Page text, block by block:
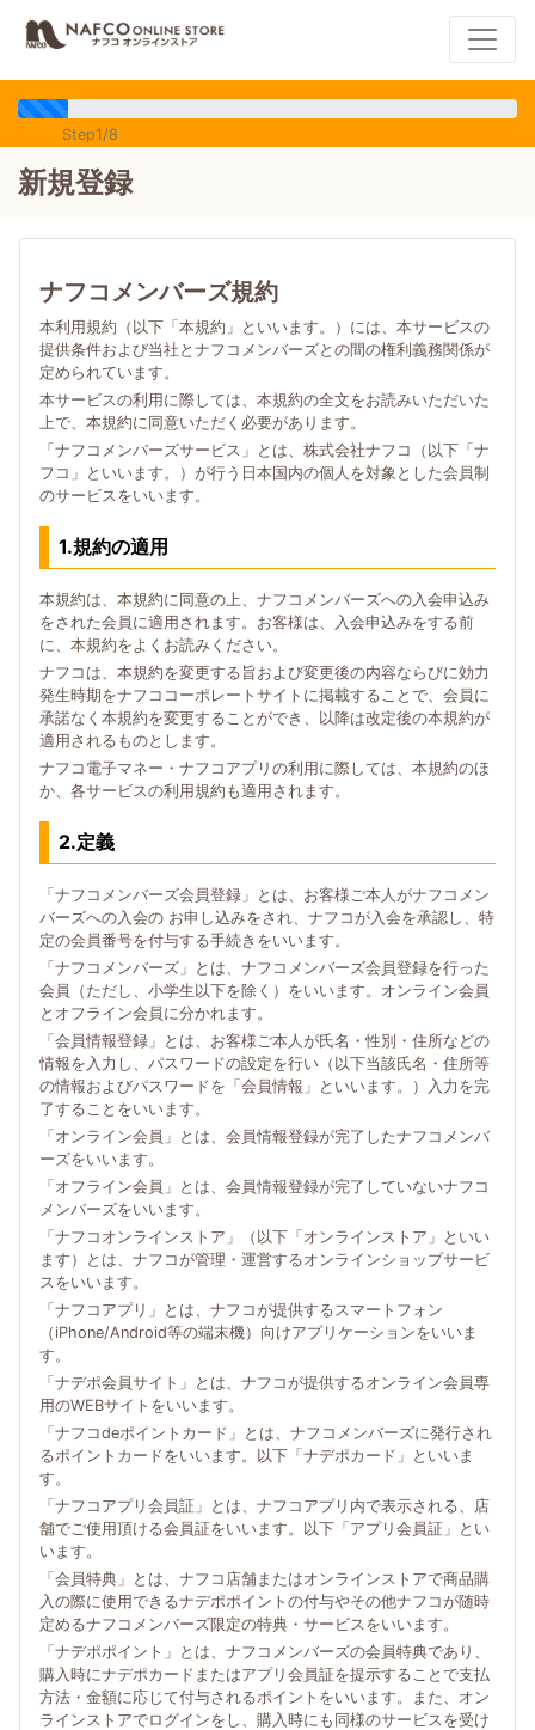
Step1/8
新規登録
ナフコメンバーズ規約
本利用規約（以下「本規約」といいます。）には、本サービスの
提供条件および当社とナフコメンバーズとの間の権利義務関係が
定められています。
本サービスの利用に際しては、本規約の全文をお読みいただいた
上で、本規約に同意いただく必要があります。
「ナフコメンバーズサービス」とは、株式会社ナフコ（以下「ナ
フコ」といいます。）が行う日本国内の個人を対象とした会員制
のサービスをいいます。
1.規約の適用
本規約は、本規約に同意の上、ナフコメンバーズへの入会申込み
をされた会員に適用されます。お客様は、入会申込みをする前
に、本規約をよくお読みください。
ナフコは、本規約を変更する旨および変更後の内容ならびに効力
発生時期をナフココーポレートサイトに掲載することで、会員に
承諾なく本規約を変更することができ、以降は改定後の本規約が
適用されるものとします。
ナフコ電子マネー・ナフコアプリの利用に際しては、本規約のほ
か、各サービスの利用規約も適用されます。
2.定義
「ナフコメンバーズ会員登録」とは、お客様ご本人がナフコメン
バーズへの入会の お申し込みをされ、ナフコが入会を承認し、特
定の会員番号を付与する手続きをいいます。
「ナフコメンバーズ」とは、ナフコメンバーズ会員登録を行った
会員（ただし、小学生以下を除く）をいいます。オンライン会員
とオフライン会員に分かれます。
「会員情報登録」とは、お客様ご本人が氏名・性別・住所などの
情報を入力し、パスワードの設定を行い（以下当該氏名・住所等
の情報およびパスワードを「会員情報」といいます。）入力を完
了することをいいます。
「オンライン会員」とは、会員情報登録が完了したナフコメンバ
ーズをいいます。
「オフライン会員」とは、会員情報登録が完了していないナフコ
メンバーズをいいます。
「ナフコオンラインストア」（以下「オンラインストア」といい
ます）とは、ナフコが管理・運営するオンラインショップサービ
スをいいます。
「ナフコアプリ」とは、ナフコが提供するスマートフォン
（iPhone/Android等の端末機）向けアプリケーションをいいま
す。
「ナデポ会員サイト」とは、ナフコが提供するオンライン会員専
用のWEBサイトをいいます。
「ナフコdeポイントカード」とは、ナフコメンバーズに発行され
るポイントカードをいいます。以下「ナデポカード」といいま
す。
「ナフコアプリ会員証」とは、ナフコアプリ内で表示される、店
舗でご使用頂ける会員証をいいます。以下「アプリ会員証」とい
います。
「会員特典」とは、ナフコ店舗またはオンラインストアで商品購
入の際に使用できるナデポポイントの付与やその他ナフコが随時
定めるナフコメンバーズ限定の特典・サービスをいいます。
「ナデポポイント」とは、ナフコメンバーズの会員特典であり、
購入時にナデポカードまたはアプリ会員証を提示することで支払
方法・金額に応じて付与されるポイントをいいます。また、オン
ラインストアでログインをし、購入時にも同様のサービスを受け